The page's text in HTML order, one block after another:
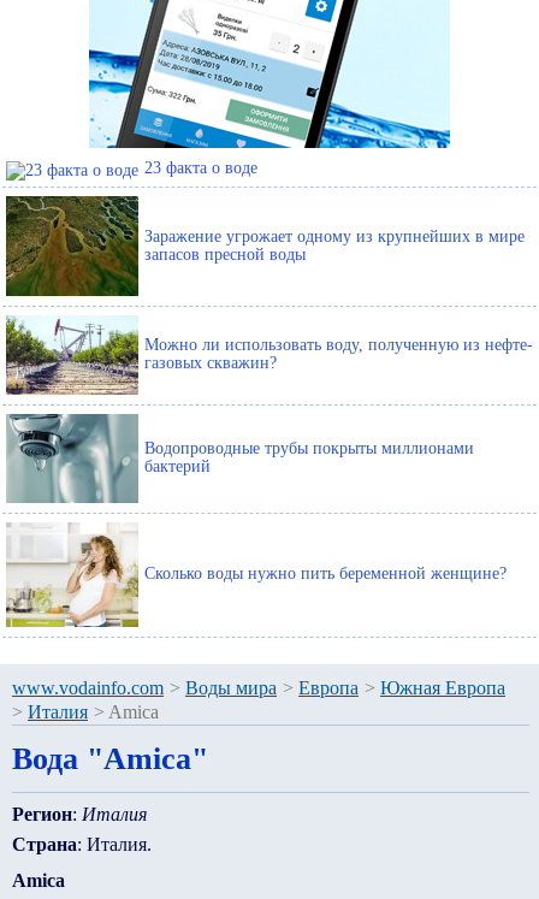
23 факта о воде
Заражение угрожает одному из крупнейших в мире
запасов пресной воды
Можно ли использовать воду, полученную из нефте-
газовых скважин?
Водопроводные трубы покрыты миллионами
бактерий
Сколько воды нужно пить беременной женщине?
www.vodainfo.com > Воды мира > Европа > Южная Европа
> Италия > Amica
Вода "Amica"
Регион: Италия
Страна: Италия.
Amica